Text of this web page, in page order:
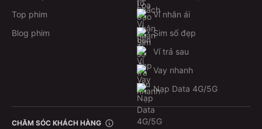
Top phim
Blog phim
Ví nhân ái
Sim số đẹp
Ví trả sau
Vay nhanh
Nạp Data 4G/5G
CHĂM SÓC KHÁCH HÀNG